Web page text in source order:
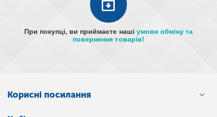
При покупці, ви приймаєте наші умови обміну та
повернення товарів!
Корисні посилання